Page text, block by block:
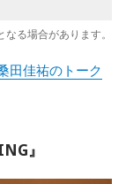
る場合があります。
田佳祐のトーク
』